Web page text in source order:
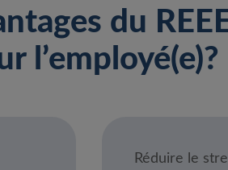
du
l’employé(e)?
Réduire le